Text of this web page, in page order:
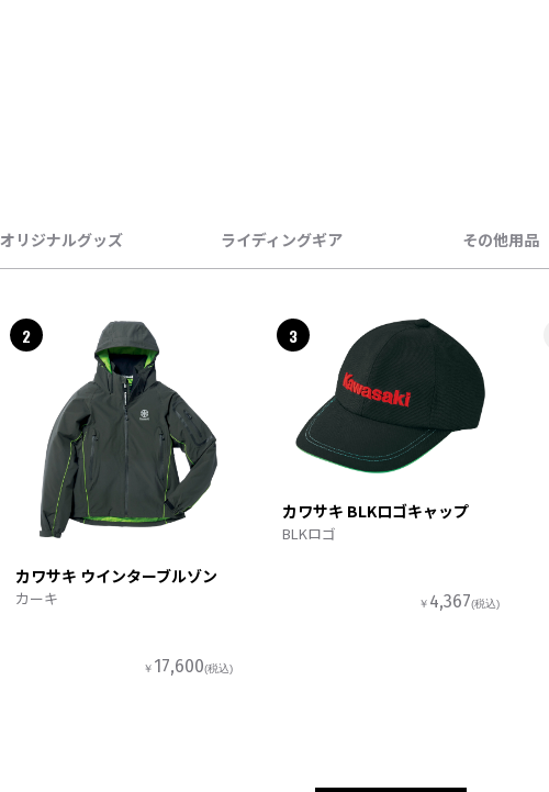
オリジナルグッズ ライディングギア その他用品
2
カワサキ ウインターブルゾン
カーキ
￥ 17,600(税込)
3
カワサキ BLKロゴキャップ
BLKロゴ
￥ 4,367(税込)